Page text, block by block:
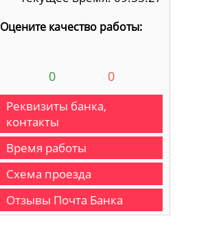
Оцените качество работы:
0 0
Реквизиты банка,
контакты
Время работы
Схема проезда
Отзывы Почта Банка